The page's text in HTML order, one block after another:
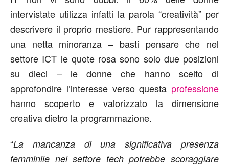
intervistate utilizza infatti la parola “creatività” per
descrivere il proprio mestiere. Pur rappresentando
una netta minoranza – basti pensare che nel
settore ICT le quote rosa sono solo due posizioni
su dieci – le donne che hanno scelto di
approfondire l’interesse verso questa professione
hanno scoperto e valorizzato la dimensione
creativa dietro la programmazione.
“La mancanza di una significativa presenza
femminile nel settore tech potrebbe scoraggiare